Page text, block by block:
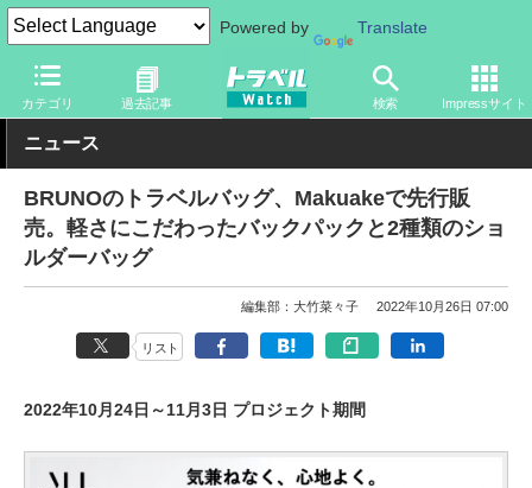
Powered by Translate
カテゴリ 過去記事 検索 Impressサイト
トラベル Watch 旅のアイテム 旅行グッズ バッグ
ニュース
BRUNOのトラベルバッグ、Makuakeで先行販
売。軽さにこだわったバックパックと2種類のショ
ルダーバッグ
編集部：大竹菜々子 2022年10月26日 07:00
リスト
2022年10月24日～11月3日 プロジェクト期間